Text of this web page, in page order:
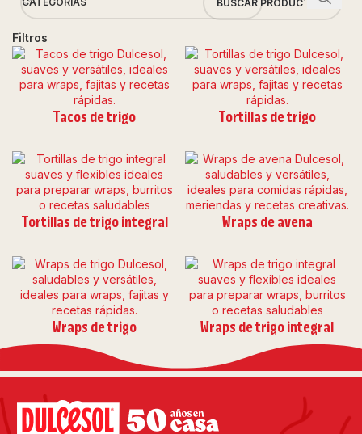
Filtros
Tacos de trigo Tortillas de trigo
Tortillas de trigo integral Wraps de avena
Wraps de trigo Wraps de trigo integral